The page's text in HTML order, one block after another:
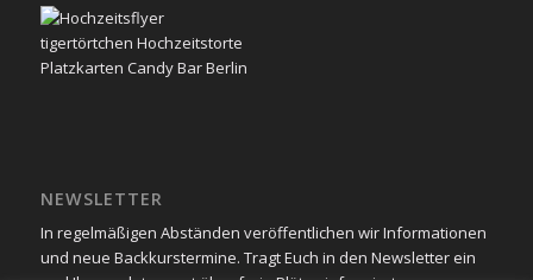
NEWSLETTER
In regelmäßigen Abständen veröffentlichen wir Informationen
und neue Backkurstermine. Tragt Euch in den Newsletter ein